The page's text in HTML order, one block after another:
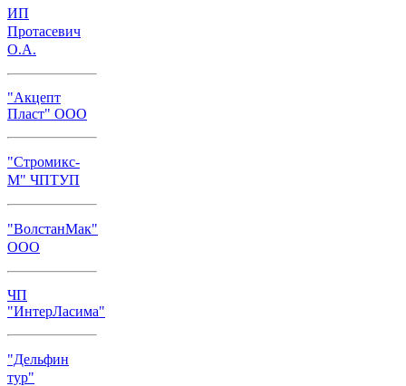
ИП
Протасевич
О.А.
"Акцепт
Пласт" ООО
"Стромикс-
М" ЧПТУП
"ВолстанМак"
ООО
ЧП
"ИнтерЛасима"
"Дельфин
тур"